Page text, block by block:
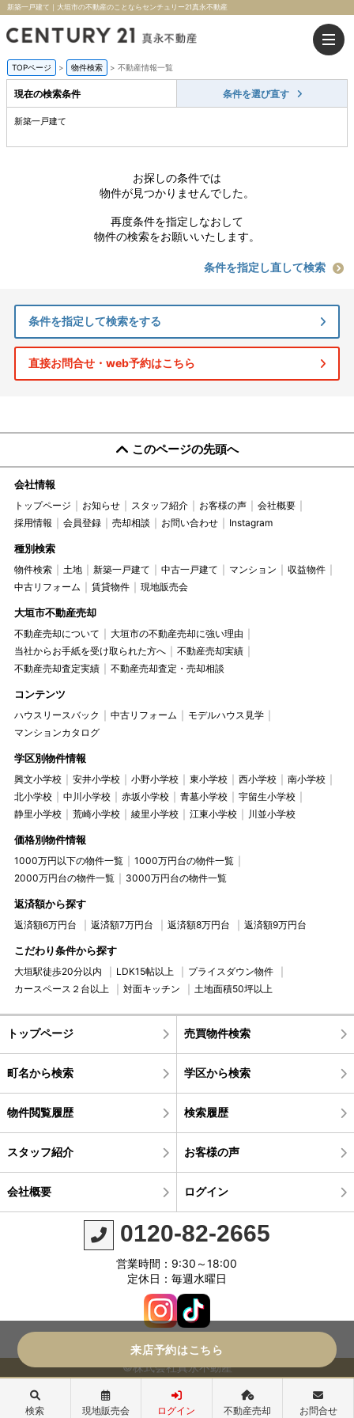
新築一戸建て｜大垣市の不動産のことならセンチュリー21真永不動産
TOPページ > 物件検索 > 不動産情報一覧
現在の検索条件 条件を選び直す
新築一戸建て
お探しの条件では
物件が見つかりませんでした。
再度条件を指定しなおして
物件の検索をお願いいたします。
条件を指定し直して検索
条件を指定して検索をする
直接お問合せ・web予約はこちら
このページの先頭へ
会社情報
トップページ お知らせ スタッフ紹介 お客様の声
会社概要
採用情報
会員登録 売却相談 お問い合わせ Instagram
種別検索
物件検索 土地 新築一戸建て 中古一戸建て マンション
収益物件
中古リフォーム
賃貸物件 現地販売会
大垣市不動産売却
不動産売却について
大垣市の不動産売却に強い理由
当社からお手紙を受け取られた方へ
不動産売却実績
不動産売却査定実績
不動産売却査定・売却相談
コンテンツ
ハウスリースバック 中古リフォーム
モデルハウス見学
マンションカタログ
学区別物件情報
興文小学校 安井小学校 小野小学校 東小学校 西小学校
南小学校
北小学校
中川小学校 赤坂小学校 青墓小学校
宇留生小学校
静里小学校
荒崎小学校 綾里小学校 江東小学校 川並小学校
価格別物件情報
1000万円以下の物件一覧
1000万円台の物件一覧
2000万円台の物件一覧
3000万円台の物件一覧
返済額から探す
返済額6万円台 返済額7万円台 返済額8万円台 返済額9万円台
こだわり条件から探す
大垣駅徒歩20分以内 LDK15帖以上
プライスダウン物件
カースペース２台以上
対面キッチン 土地面積50坪以上
トップページ 売買物件検索
町名から検索 学区から検索
物件閲覧履歴 検索履歴
スタッフ紹介 お客様の声
会社概要 ログイン
0120-82-2665
営業時間：9:30～18:00
定休日：毎週水曜日
©株式会社真永不動産
来店予約はこちら
検索 現地販売会 ログイン 不動産売却 お問合せ